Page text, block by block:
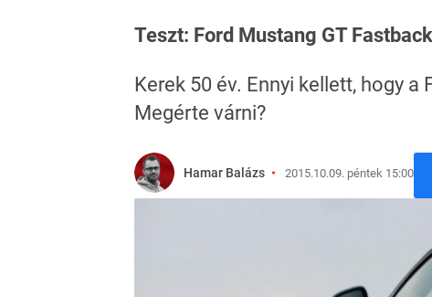
Teszt: Ford Mustang GT
Kerek 50 év. Ennyi kellett, hogy
Megérte várni?
Hamar Balázs 2015.10.09. péntek 15:00